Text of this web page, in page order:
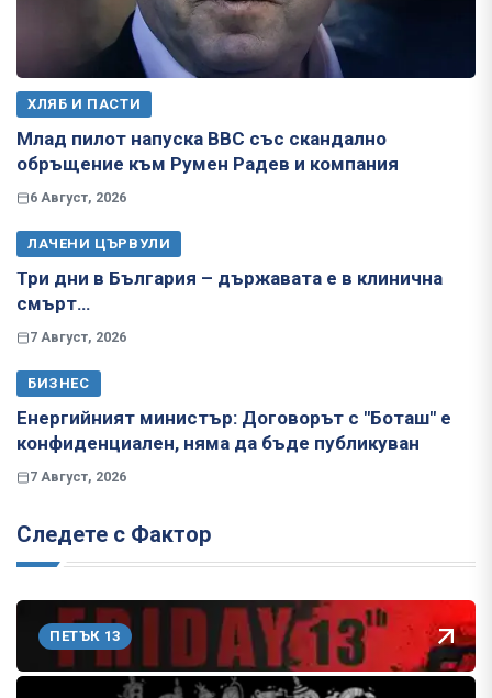
ХЛЯБ И ПАСТИ
Млад пилот напуска ВВС със скандално
обръщение към Румен Радев и компания
6 Август, 2026
ЛАЧЕНИ ЦЪРВУЛИ
Три дни в България – държавата е в клинична
смърт…
7 Август, 2026
БИЗНЕС
Енергийният министър: Договорът с "Боташ" е
конфиденциален, няма да бъде публикуван
7 Август, 2026
Следете с Фактор
ПЕТЪК 13